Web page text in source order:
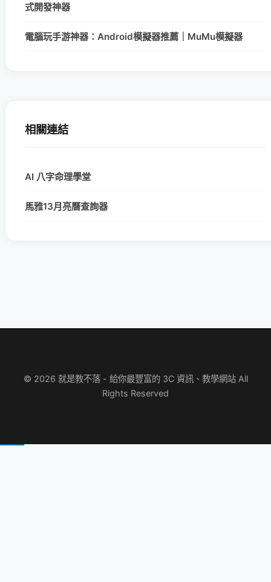
式開發神器
電腦玩手游神器：Android模擬器推薦｜MuMu模擬器
相關連結
AI 八字命理學堂
馬雅13月亮曆查詢器
© 2026 就是教不落 - 給你最豐富的 3C 資訊、教學網站 All
Rights Reserved